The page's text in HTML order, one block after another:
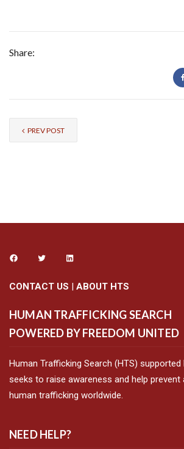
Share:
PREV POST
CONTACT US ABOUT HTS
HUMAN TRAFFICKING SEARCH
POWERED BY FREEDOM UNITED
Human Trafficking Search (HTS) supported
seeks to raise awareness and help prevent
human trafficking worldwide.
NEED HELP?